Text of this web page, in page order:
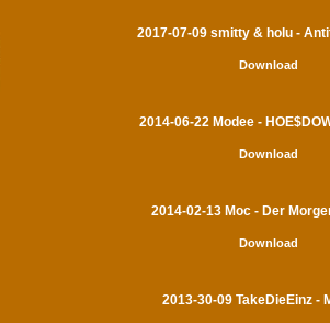
2017-07-09 smitty & holu -
Download
2014-06-22 Modee -
Download
2014-02-13 Moc - Der
Download
2013-30-09 TakeDieEinz -